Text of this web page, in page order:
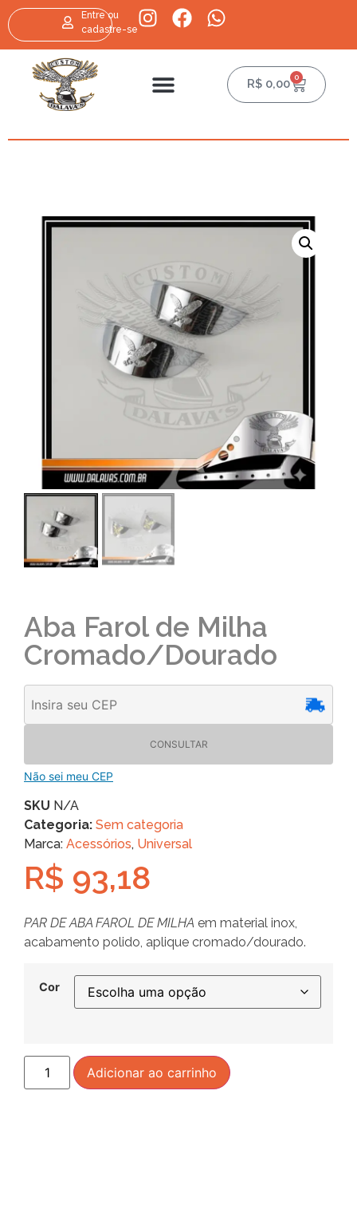
Entre ou
cadastre-se
R$ 0,00 0
Aba Farol de Milha
Cromado/Dourado
CONSULTAR
Não sei meu CEP
SKU N/A
Categoria: Sem categoria
Marca: Acessórios, Universal
R$ 93,18
PAR DE ABA FAROL DE MILHA em material inox,
acabamento polido, aplique cromado/dourado.
Cor
Adicionar ao carrinho